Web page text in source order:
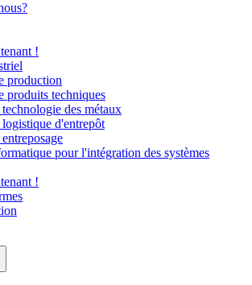
!
production
produits techniques
des métaux
logistique d'entrepôt
pour l'intégration des systèmes
!